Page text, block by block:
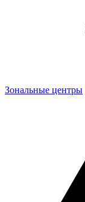
Зональные центры